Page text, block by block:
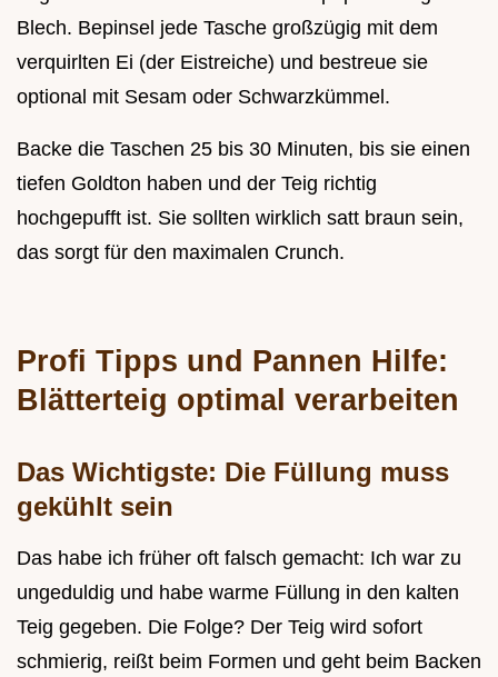
Blech. Bepinsel jede Tasche großzügig mit dem
verquirlten Ei (der Eistreiche) und bestreue sie
optional mit Sesam oder Schwarzkümmel.
Backe die Taschen 25 bis 30 Minuten, bis sie einen
tiefen Goldton haben und der Teig richtig
hochgepufft ist. Sie sollten wirklich satt braun sein,
das sorgt für den maximalen Crunch.
Profi Tipps und Pannen Hilfe:
Blätterteig optimal verarbeiten
Das Wichtigste: Die Füllung muss
gekühlt sein
Das habe ich früher oft falsch gemacht: Ich war zu
ungeduldig und habe warme Füllung in den kalten
Teig gegeben. Die Folge? Der Teig wird sofort
schmierig, reißt beim Formen und geht beim Backen